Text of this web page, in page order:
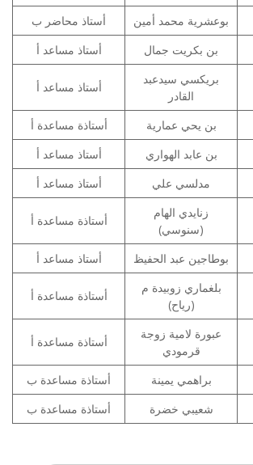
أستاذ محاضر ب
بوعشرية محمد أمين
أستاذ مساعد أ
بن بكريت جمال
أستاذ مساعد أ
بريكسي سيدعبد
القادر
أستاذة مساعدة أ بن يحي عمارية
أستاذ مساعد أ
بن عابد الهواري
أستاذ مساعد أ
مدلسي علي
أستاذة مساعدة أ
زنايدي الهام
(سنوسي)
أستاذ مساعد أ بوطاجين عبد الحفيظ
أستاذة مساعدة أ
بلغماري زوبيدة م
(رياح)
أستاذة مساعدة أ
عبورة لامية زوجة
قرمودي
أستاذة مساعدة ب براهمي يمينة
أستاذة مساعدة ب
شعيبي خضرة